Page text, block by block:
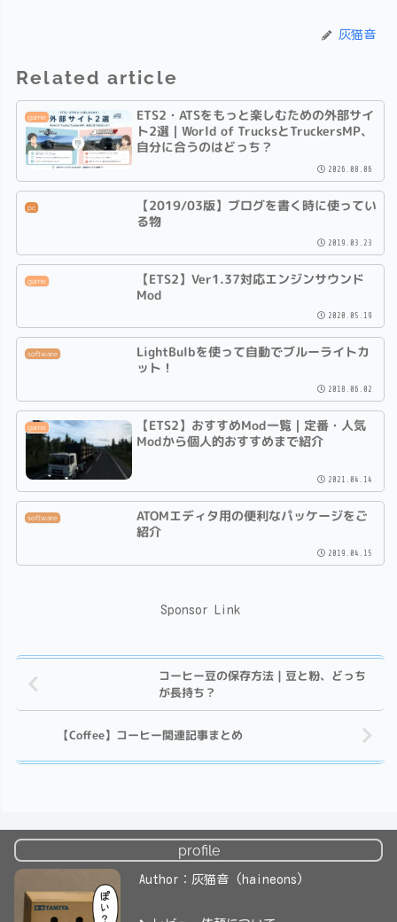
灰猫音
Related article
game
ETS2・ATSをもっと楽しむための外部サイ
ト2選｜World of TrucksとTruckersMP、
自分に合うのはどっち？
2026.08.06
pc
【2019/03版】ブログを書く時に使ってい
る物
2019.03.23
game
【ETS2】Ver1.37対応エンジンサウンド
Mod
2020.05.19
software
LightBulbを使って自動でブルーライトカ
ット！
2018.06.02
game
【ETS2】おすすめMod一覧｜定番・人気
Modから個人的おすすめまで紹介
2021.04.14
software
ATOMエディタ用の便利なパッケージをご
紹介
2019.04.15
Sponsor Link
コーヒー豆の保存方法｜豆と粉、どっち
が長持ち？
【Coffee】コーヒー関連記事まとめ
profile
Author：灰猫音 (haineons)